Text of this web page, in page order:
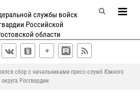
службы войск
Российской
области
сбор с начальниками пресс-служб Южного
округа Росгвардии